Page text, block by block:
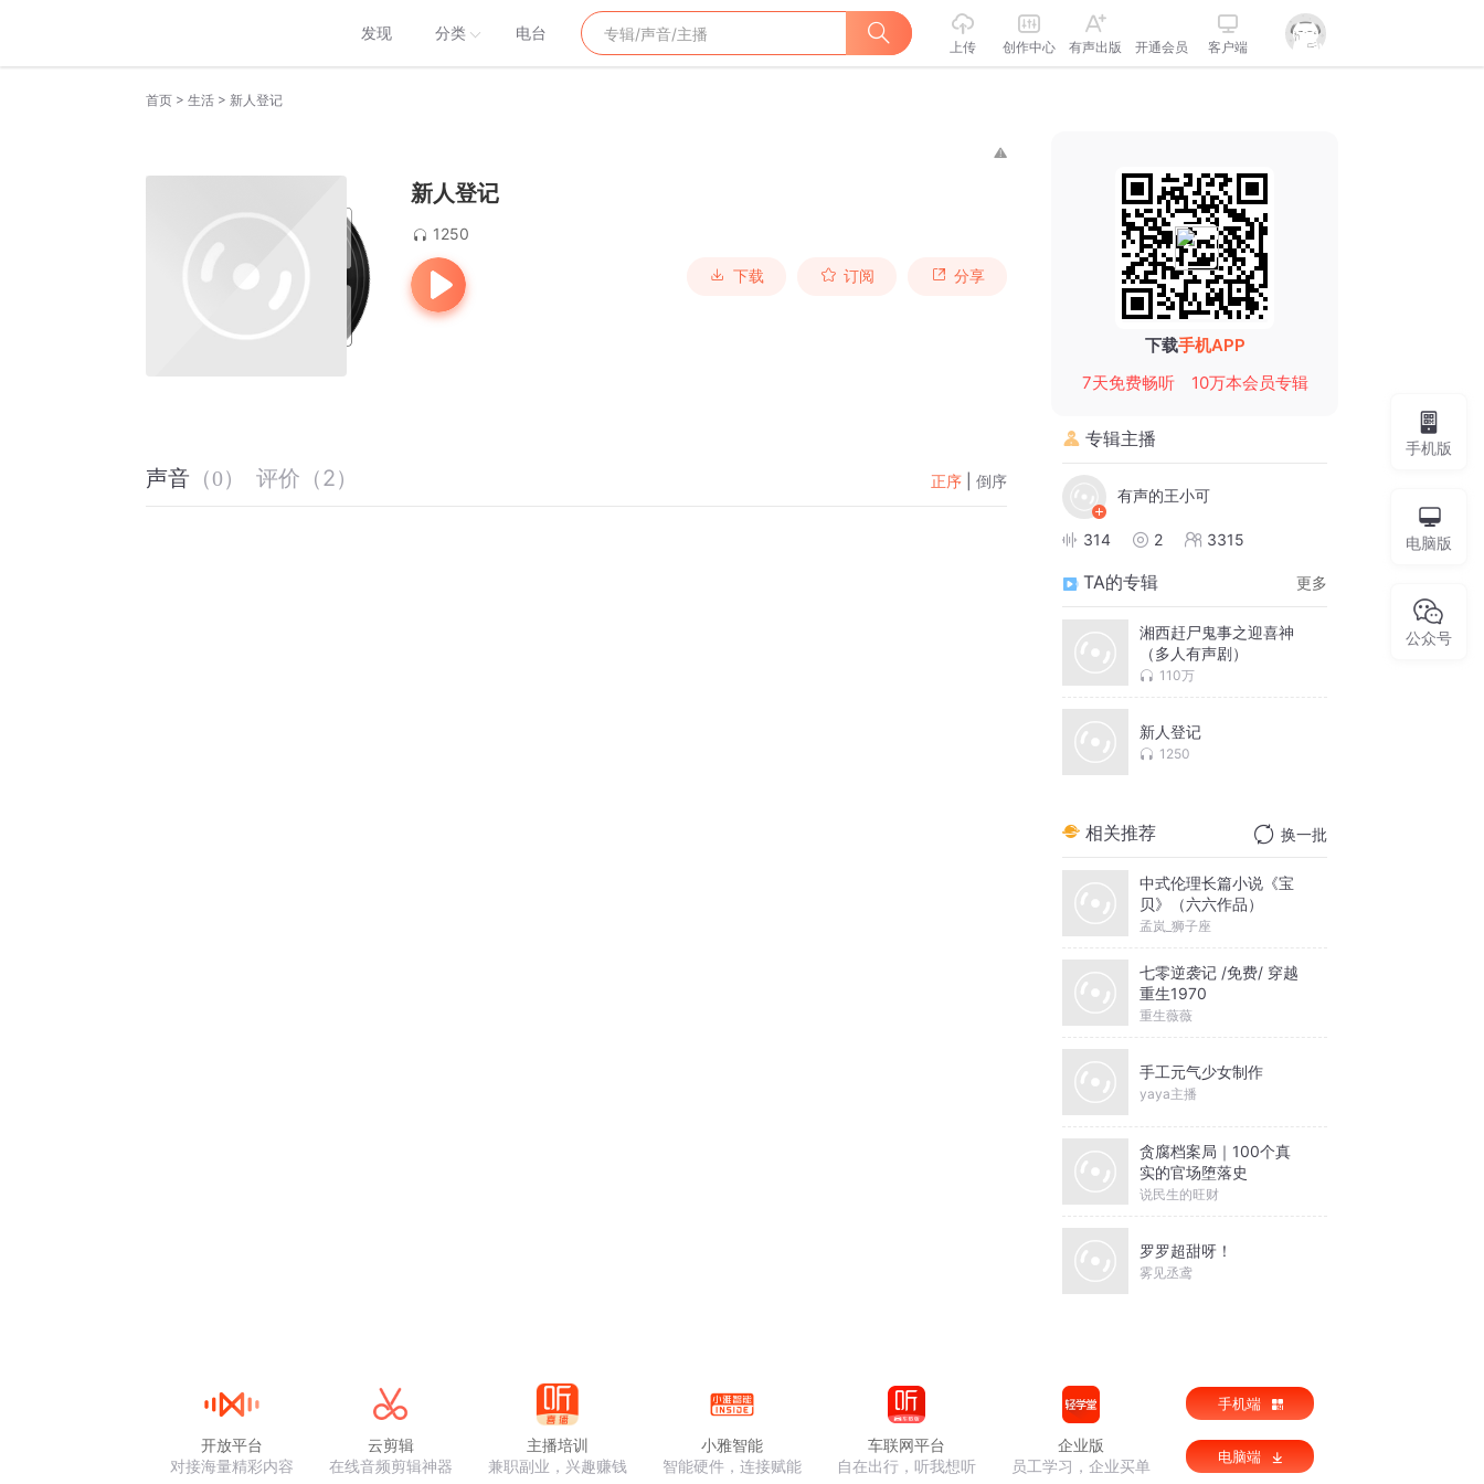
发现 分类 电台
上传 创作中心 有声出版 开通会员 客户端
首页 > 生活 > 新人登记
新人登记
1250
下载 订阅 分享
声音 （0） 评价 （2） 正序 倒序
下载手机APP
7天免费畅听
10万本会员专辑
专辑主播
有声的王小可
314 2 3315
TA的专辑 更多
湘西赶尸鬼事之迎喜神
（多人有声剧）
110万
新人登记
1250
相关推荐 换一批
中式伦理长篇小说《宝
贝》（六六作品）
孟岚_狮子座
七零逆袭记 /免费/ 穿越
重生1970
重生薇薇
手工元气少女制作
yaya主播
贪腐档案局｜100个真
实的官场堕落史
说民生的旺财
罗罗超甜呀！
雾见丞鸢
手机版
电脑版
公众号
开放平台
对接海量精彩内容
云剪辑
在线音频剪辑神器
主播培训
兼职副业，兴趣赚钱
小雅智能
智能硬件，连接赋能
车联网平台
自在出行，听我想听
企业版
员工学习，企业买单
手机端
电脑端